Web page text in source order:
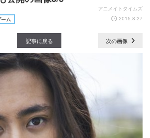
アニメイトタイムズ
ム 2015.8.27
記事に戻る 次の画像